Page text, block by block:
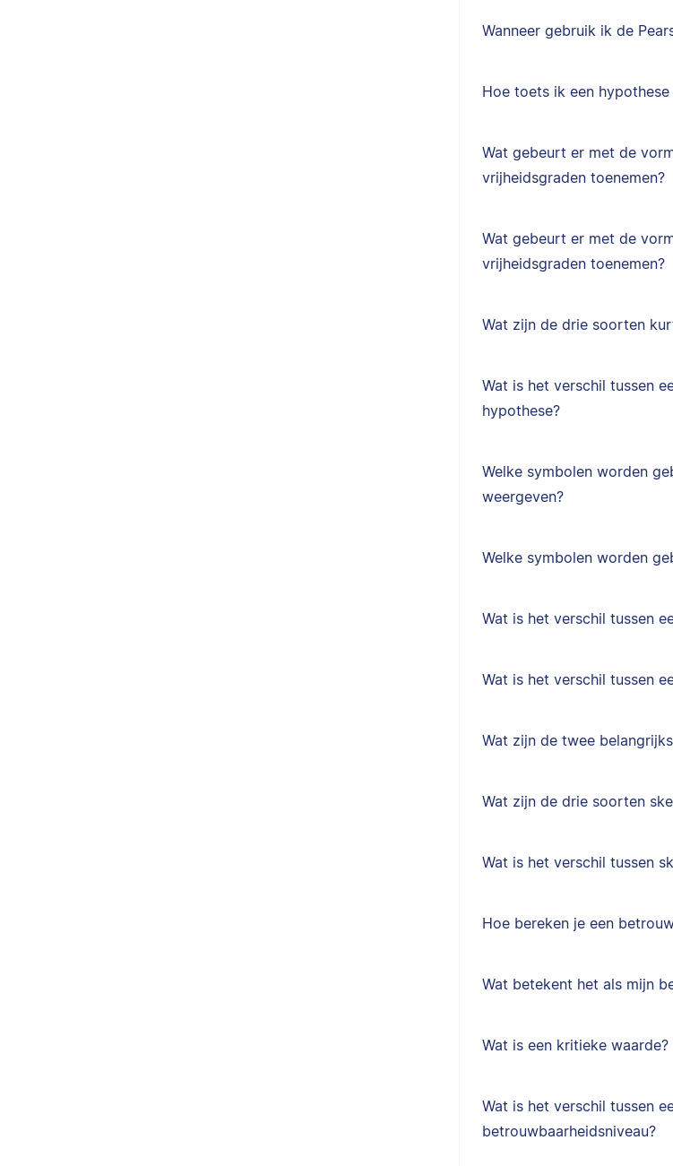
Wanneer gebruik ik de
Hoe toets ik een
Wat gebeurt er met de
vrijheidsgraden toenemen?
Wat gebeurt er met de
vrijheidsgraden toenemen?
Wat zijn de drie soorten
Wat is het verschil tussen
hypothese?
Welke symbolen worden
weergeven?
Welke symbolen worden
Wat is het verschil tussen
Wat is het verschil tussen
Wat zijn de twee
Wat zijn de drie soorten
Wat is het verschil tussen
Hoe bereken je een
Wat betekent het als mijn
Wat is een kritieke waarde?
Wat is het verschil tussen
betrouwbaarheidsniveau?